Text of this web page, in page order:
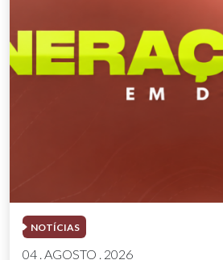
NOTÍCIAS
04 . AGOSTO . 2026